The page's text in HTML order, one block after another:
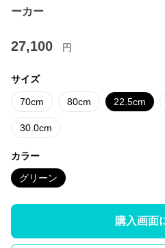
ーカー
27,100 円
サイズ
70cm 80cm 22.5cm
30.0cm
カラー
グリーン
購入画面